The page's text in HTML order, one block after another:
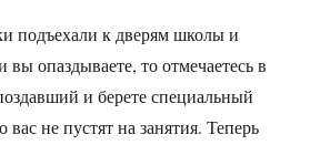
подъехали к дверям школы и
опаздываете, то отмечаетесь в
и берете специальный
вас не пустят на занятия. Теперь